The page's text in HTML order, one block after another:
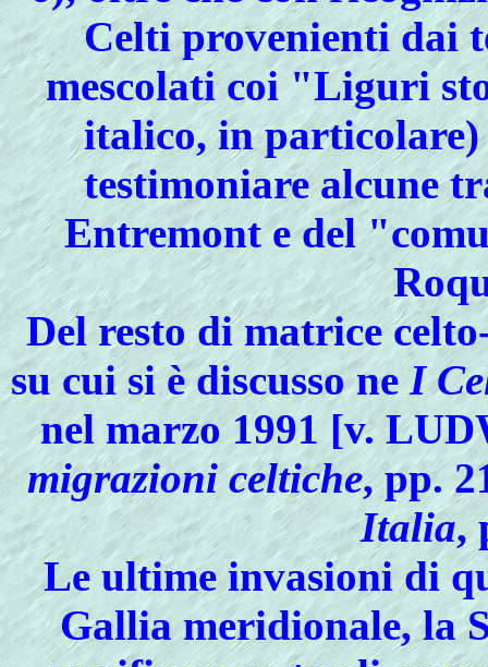
Celti provenienti dai
mescolati coi "Liguri
italico, in particolare)
testimoniare alcune
Entremont e del
Delresto di matrice
su cui si è discusso neI
nel marzo 1991 [v.
migrazioni celtiche, pp.
Italia,
Le ultime invasioni di
Gallia meridionale, la